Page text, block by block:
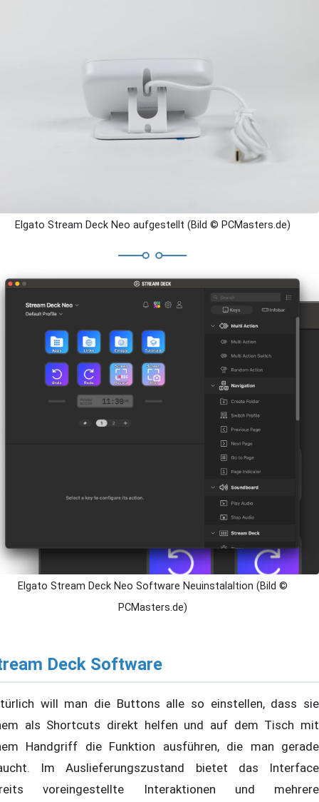
Elgato Stream Deck Neo aufgestellt (Bild © PCMasters.de)
Elgato Stream Deck Neo Software Neuinstalaltion (Bild ©
PCMasters.de)
Deck Software
will man die Buttons alle so einstellen, dass sie
als Shortcuts direkt helfen und auf dem Tisch mit
Handgriff die Funktion ausführen, die man gerade
Im Auslieferungszustand bietet das Interface
voreingestellte Interaktionen und mehrere